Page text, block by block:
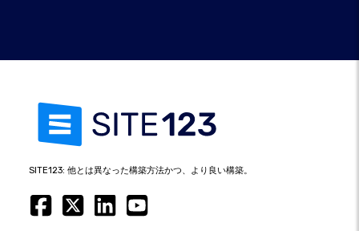
SITE123: 他とは異なった構築方法かつ、より良い構築。